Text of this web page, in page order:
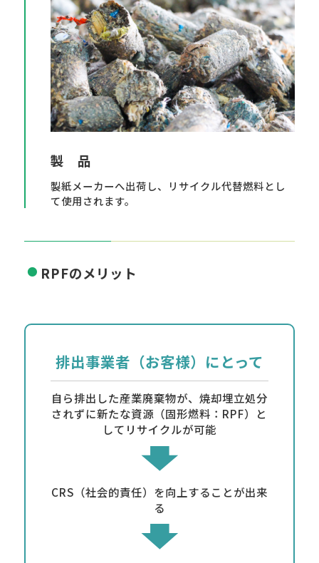
製 品
製紙メーカーへ出荷し、リサイクル代替燃料とし
て使用されます。
RPFのメリット
排出事業者（お客様）にとって
自ら排出した産業廃棄物が、焼却埋立処分
されずに新たな資源（固形燃料：RPF）と
してリサイクルが可能
CRS（社会的責任）を向上することが出来
る